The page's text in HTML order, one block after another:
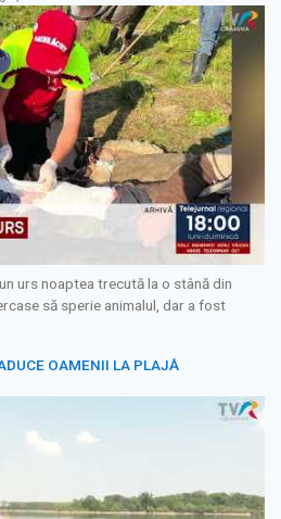
urs noaptea trecută la o stână din
să sperie animalul, dar a fost
OAMENII LA PLAJĂ